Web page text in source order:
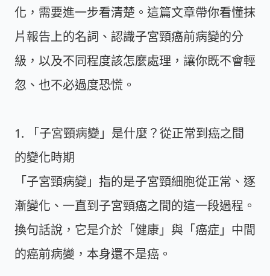
化，需要進一步看清楚。這篇文章帶你看懂抹
片報告上的名詞、認識子宮頸癌前病變的分
級，以及不同程度該怎麼處理，讓你既不會輕
忽、也不必過度恐慌。
1. 「子宮頸病變」是什麼？從正常到癌之間
的變化時期
「子宮頸病變」指的是子宮頸細胞從正常、逐
漸變化、一直到子宮頸癌之間的這一段過程。
換句話說，它是介於「健康」與「癌症」中間
的癌前病變，本身還不是癌。